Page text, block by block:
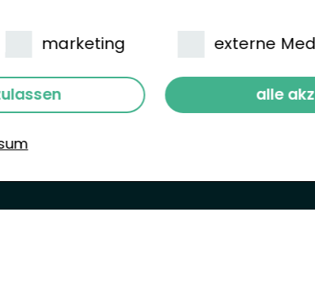
marketing externe
alle